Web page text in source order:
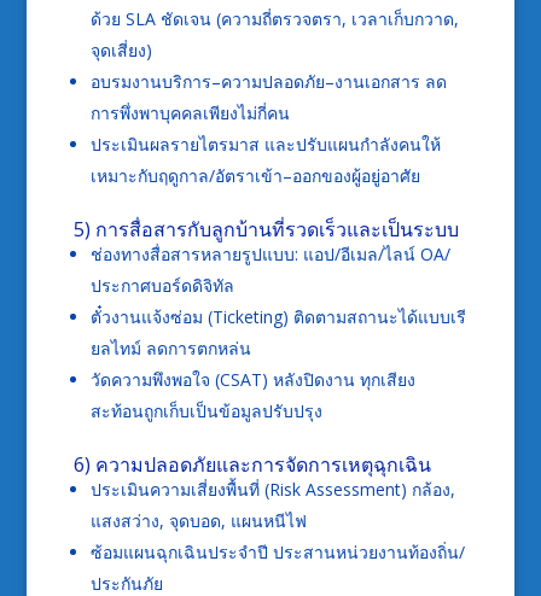
ด้วย SLA ชัดเจน (ความถี่ตรวจตรา, เวลาเก็บกวาด,
จุดเสี่ยง)
อบรมงานบริการ–ความปลอดภัย–งานเอกสาร ลด
การพึ่งพาบุคคลเพียงไม่กี่คน
ประเมินผลรายไตรมาส และปรับแผนกำลังคนให้
เหมาะกับฤดูกาล/อัตราเข้า–ออกของผู้อยู่อาศัย
5) การสื่อสารกับลูกบ้านที่รวดเร็วและเป็นระบบ
ช่องทางสื่อสารหลายรูปแบบ: แอป/อีเมล/ไลน์ OA/
ประกาศบอร์ดดิจิทัล
ตั๋วงานแจ้งซ่อม (Ticketing) ติดตามสถานะได้แบบเรี
ยลไทม์ ลดการตกหล่น
วัดความพึงพอใจ (CSAT) หลังปิดงาน ทุกเสียง
สะท้อนถูกเก็บเป็นข้อมูลปรับปรุง
6) ความปลอดภัยและการจัดการเหตุฉุกเฉิน
ประเมินความเสี่ยงพื้นที่ (Risk Assessment) กล้อง,
แสงสว่าง, จุดบอด, แผนหนีไฟ
ซ้อมแผนฉุกเฉินประจำปี ประสานหน่วยงานท้องถิ่น/
ประกันภัย